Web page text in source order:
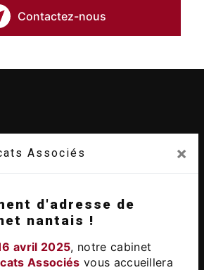
Associés ×
d'adresse de
nantais !
avril 2025, notre cabinet
Associés vous accueillera
Contactez-nous
Herblain